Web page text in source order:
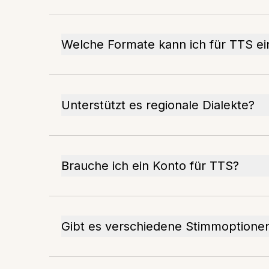
Welche Formate kann ich für TTS
Unterstützt es regionale Dialekte?
Brauche ich ein Konto für TTS?
Gibt es verschiedene